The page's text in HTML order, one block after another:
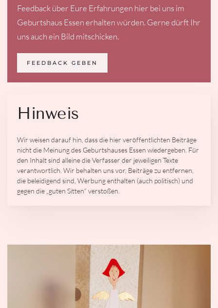
Feedback über Eure Erfahrungen hier bei uns im
Geburtshaus Essen erhalten würden. Gerne dürft Ihr
uns auch ein Bild mitschicken.
FEEDBACK GEBEN
Hinweis
Wir weisen darauf hin, dass die hier veröffentlichten Beiträge
nicht die Meinung des Geburtshauses Essen wiedergeben. Für
den Inhalt sind alleine die Verfasser der jeweiligen Texte
verantwortlich. Wir behalten uns vor, Beiträge zu entfernen,
die beleidigend sind, Werbung enthalten (auch politisch) und
gegen die „guten Sitten“ verstoßen.